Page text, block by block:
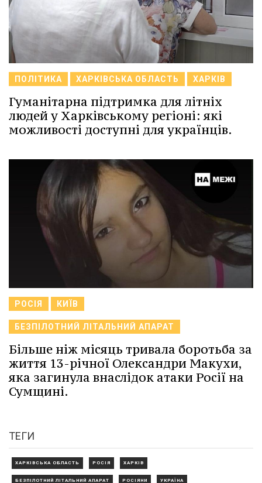
ПОЛІТИКА ХАРКІВСЬКА ОБЛАСТЬ ХАРКІВ
Гуманітарна підтримка для літніх
людей у Харківському регіоні: які
можливості доступні для українців.
РОСІЯ КИЇВ
БЕЗПІЛОТНИЙ ЛІТАЛЬНИЙ АПАРАТ
Більше ніж місяць тривала боротьба за
життя 13-річної Олександри Макухи,
яка загинула внаслідок атаки Росії на
Сумщині.
ТЕГИ
ХАРКІВСЬКА ОБЛАСТЬ РОСІЯ ХАРКІВ
БЕЗПІЛОТНИЙ ЛІТАЛЬНИЙ АПАРАТ РОСІЯНИ УКРАЇНА